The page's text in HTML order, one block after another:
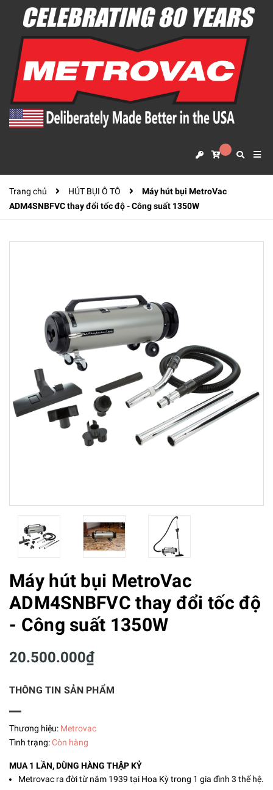
Trang chủ HÚT BỤI Ô TÔ
Máy hút bụi MetroVac
ADM4SNBFVC thay đổi tốc độ - Công suất 1350W
Máy hút bụi MetroVac
ADM4SNBFVC thay đổi tốc độ
- Công suất 1350W
20.500.000₫
THÔNG TIN SẢN PHẨM
Thương hiệu: Metrovac
Tình trạng:Còn hàng
MUA 1 LẦN, DÙNG HÀNG THẬP KỶ
Metrovac ra đời từ năm 1939 tại Hoa Kỳ trong 1 gia đình 3 thế hệ.